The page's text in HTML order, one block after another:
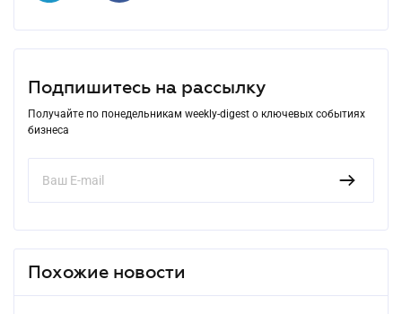
Подпишитесь на рассылку
Получайте по понедельникам weekly-digest о ключевых событиях
бизнеса
Похожие новости